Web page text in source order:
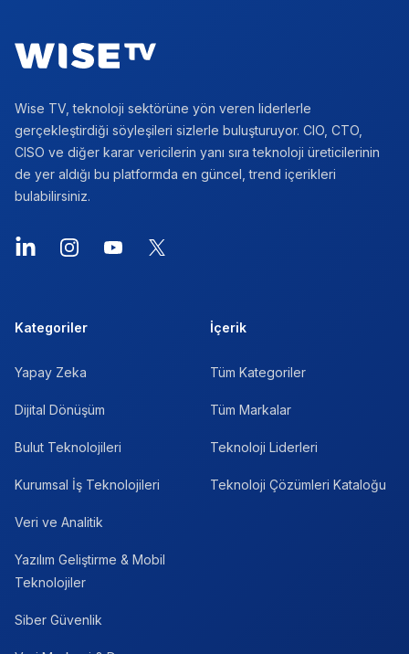
Wise TV, teknoloji sektörüne yön veren liderlerle
gerçekleştirdiği söyleşileri sizlerle buluşturuyor. CIO, CTO,
CISO ve diğer karar vericilerin yanı sıra teknoloji üreticilerinin
de yer aldığı bu platformda en güncel, trend içerikleri
bulabilirsiniz.
LinkedInInstagramYouTube
X
Kategoriler
Yapay Zeka
Dijital Dönüşüm
Bulut Teknolojileri
Kurumsal İş Teknolojileri
Veri ve Analitik
Yazılım Geliştirme & Mobil
Teknolojiler
Siber Güvenlik
İçerik
Tüm Kategoriler
Tüm Markalar
Teknoloji Liderleri
Teknoloji Çözümleri Kataloğu